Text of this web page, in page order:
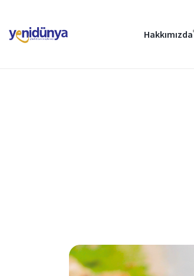
Hakkımızda